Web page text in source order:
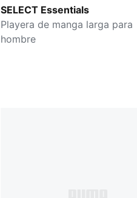
SELECT Essentials
Playera de manga larga para
hombre